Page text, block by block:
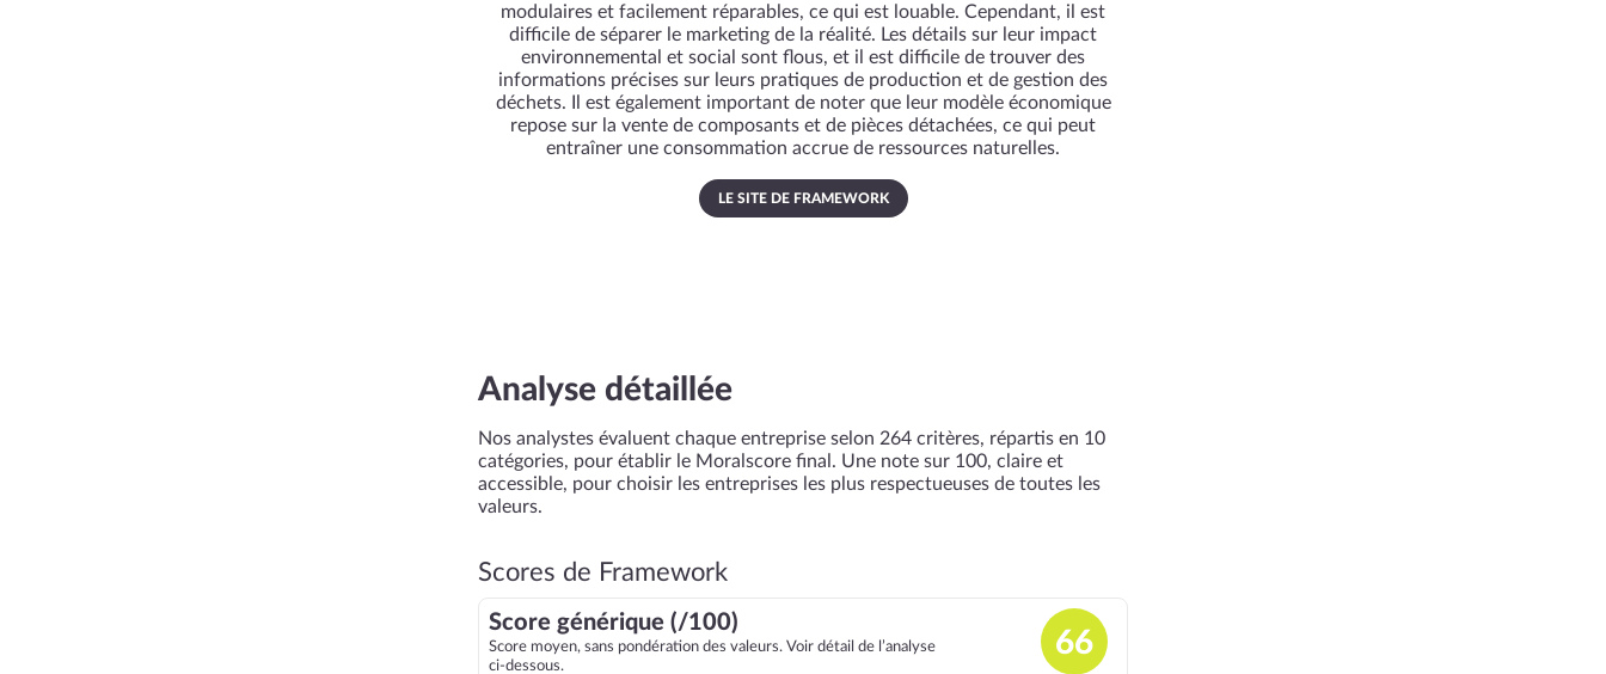
modulaires et facilement réparables, ce qui est louable. Cependant, il est
difficile de séparer le marketing de la réalité. Les détails sur leur impact
environnemental et social sont flous, et il est difficile de trouver des
informations précises sur leurs pratiques de production et de gestion des
déchets. Il est également important de noter que leur modèle économique
repose sur la vente de composants et de pièces détachées, ce qui peut
entraîner une consommation accrue de ressources naturelles.
LE SITE DE FRAMEWORK
Analyse détaillée
Nos analystes évaluent chaque entreprise selon 264 critères, répartis en 10
catégories, pour établir le Moralscore final. Une note sur 100, claire et
accessible, pour choisir les entreprises les plus respectueuses de toutes les
valeurs.
Scores de Framework
Score générique (/100)
Score moyen, sans pondération des valeurs. Voir détail de l’analyse
ci-dessous.
66